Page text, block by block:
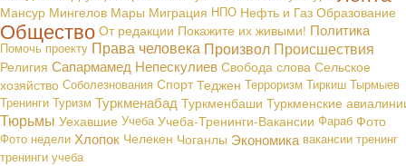
Мансур Мингелов Мары Миграция НПО Нефть и Газ Образование
Общество От редакции Покажите их живыми! Политика
Помочь проекту Права человека Произвол Происшествия
Религия Сапармамед Непескулиев Свобода слова Сельское
хозяйство Соболезнования Спорт Теджен Терроризм Тиркиш Тырмыев
Тренинги Туризм Туркменабад Туркменбаши Туркменские
Тюрьмы Уехавшие Учеба Учеба-Тренинги-Вакансии Фараб Фото
Фото недели Хлопок Челекен Чоганлы Экономика вакансии тренинг
тренинги учеба